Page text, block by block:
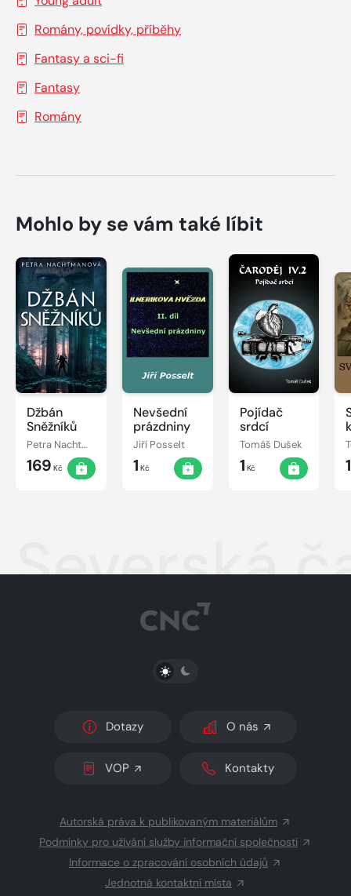
Romány, povídky, příběhy
Fantasy a sci-fi
Fantasy
Romány
Mohlo by se vám také líbit
Džbán
Sněžníků
Petra Nachtmanová
169 Kč
Nevšední
prázdniny
Jiří Posselt
1 Kč
Pojídač
srdcí
Tomáš Dušek
1 Kč
Severská
PŘEPNOUT SVĚTLÝ/TMAVÝ REŽIM
Dotazy O nás
VOP Kontakty
Autorská práva k publikovaným materiálům
Podmínky pro užívání služby informační společnosti
Informace o zpracování osobních údajů
Jednotná kontaktní místa